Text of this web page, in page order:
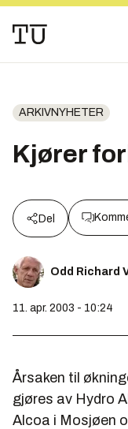
ARKIVNYHETER
Kjører
Del
Odd Richard
11. apr. 2003 - 10:24
Årsaken til
gjøres av Hydro
Alcoa i Mosjøen